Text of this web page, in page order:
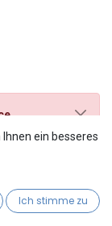
ein besseres
Ich stimme zu